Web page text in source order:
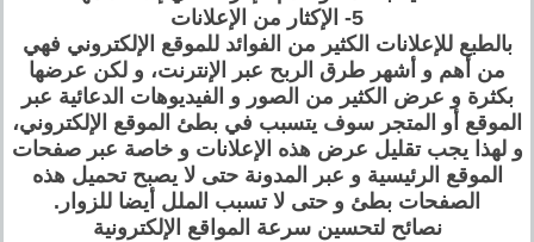
5- الإكثار من الإعلانات
بالطبع للإعلانات الكثير من الفوائد للموقع الإلكتروني فهي
من أهم و أشهر طرق الربح عبر الإنترنت، و لكن عرضها
بكثرة و عرض الكثير من الصور و الفيديوهات الدعائية عبر
الموقع أو المتجر سوف يتسبب في بطئ الموقع الإلكتروني،
و لهذا يجب تقليل عرض هذه الإعلانات و خاصة عبر صفحات
الموقع الرئيسية و عبر المدونة حتى لا يصبح تحميل هذه
الصفحات بطئ و حتى لا تسبب الملل أيضا للزوار.
نصائح لتحسين سرعة المواقع الإلكترونية